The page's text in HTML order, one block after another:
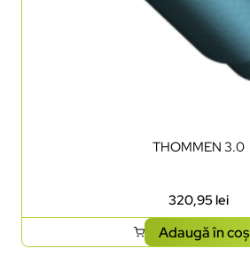
THOMMEN 3.0
320,95lei
Adaugă în coș